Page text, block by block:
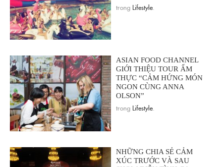
trong Lifestyle
ASIAN FOOD CHANNEL
GIỚI THIỆU TOUR ẨM
THỰC “CẢM HỨNG MÓN
NGON CÙNG ANNA
OLSON”
trong Lifestyle
NHỮNG CHIA SẺ CẢM
XÚC TRƯỚC VÀ SAU